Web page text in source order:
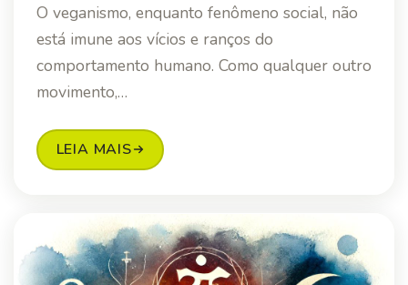
O veganismo, enquanto fenômeno social, não
está imune aos vícios e ranços do
comportamento humano. Como qualquer outro
movimento,…
LEIA MAIS